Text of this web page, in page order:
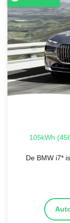
105kWh
De BMW i7*